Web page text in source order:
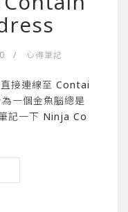
/ 心得筆記
接連線至 Contai
一個金魚腦總是
記一下 Ninja Co